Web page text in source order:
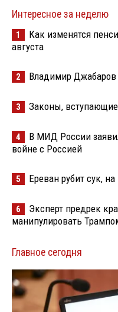
Интересное за неделю
1
Как изменятся
августа
2 Владимир
3 Законы, вступающие
4
В МИД России
войне с Россией
5 Ереван рубит сук,
6
Эксперт предрек
манипулировать
Главное сегодня